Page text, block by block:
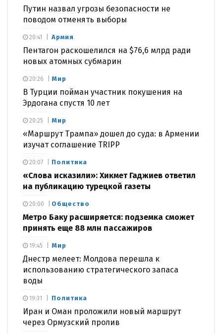
Путин назвал угрозы безопасности не
поводом отменять выборы
Армия
Пентагон раскошелился на $76,6 млрд ради
новых атомных субмарин
20:41
Мир
В Турции пойман участник покушения на
Эрдогана спустя 10 лет
20:26
Мир
«Маршрут Трампа» дошел до суда: в Армении
изучат соглашение TRIPP
20:25
Политика
«Слова исказили»: Хикмет Гаджиев ответил
на публикацию турецкой газеты
20:07
Общество
Метро Баку расширяется: подземка сможет
принять еще 88 млн пассажиров
20:00
Мир
Днестр мелеет: Молдова перешла к
использованию стратегического запаса
воды
19:45
Политика
Иран и Оман проложили новый маршрут
через Ормузский пролив
19:31